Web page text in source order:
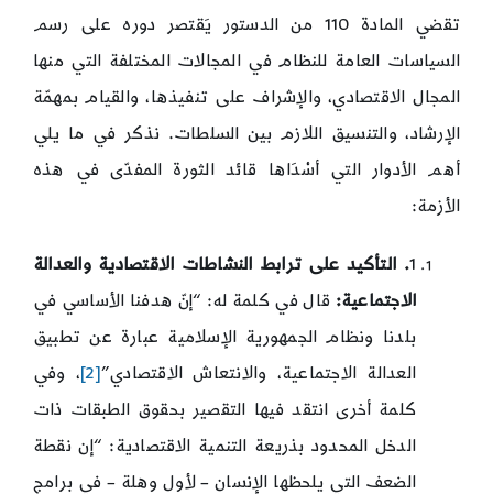
تقضي المادة 110 من الدستور يَقتصر دوره على رسم
السياسات العامة للنظام في المجالات المختلفة التي منها
المجال الاقتصادي، والإشراف على تنفيذها، والقيام بمهمّة
الإرشاد، والتنسيق اللازم بين السلطات. نذكر في ما يلي
أهم الأدوار التي أسْدَاها قائد الثورة المفدّى في هذه
الأزمة:
1. التأكيد على ترابط النشاطات الاقتصادية والعدالة
الاجتماعية: قال في كلمة له: “إنّ هدفنا الأساسي في
بلدنا ونظام الجمهورية الإسلامية عبارة عن تطبيق
العدالة الاجتماعية، والانتعاش الاقتصادي”[2]
، وفي
كلمة أخرى انتقد فيها التقصير بحقوق الطبقات ذات
الدخل المحدود بذريعة التنمية الاقتصادية: “إن نقطة
الضعف التي يلحظها الإنسان – لأول وهلة – في برامج